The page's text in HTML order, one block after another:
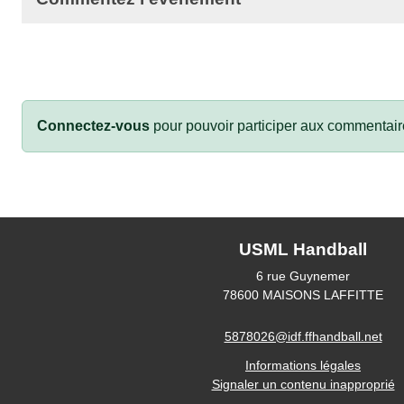
Connectez-vous pour pouvoir participer aux
USML Handball
6 rue Guynemer
78600 MAISONS LAFFITTE
5878026@idf.ffhandball.net
Informations légales
Signaler un contenu inapproprié